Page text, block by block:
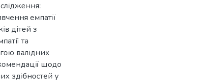
емпатії
дітей з
та
валідних
щодо
здібностей у